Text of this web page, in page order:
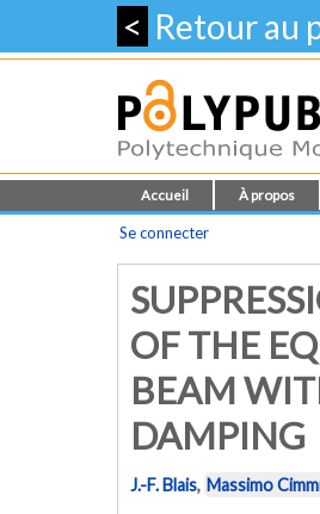
< Retour au
Accueil À propos
Se connecter
OF THE
BEAM
DAMPING
J.-F. Blais, Massimo